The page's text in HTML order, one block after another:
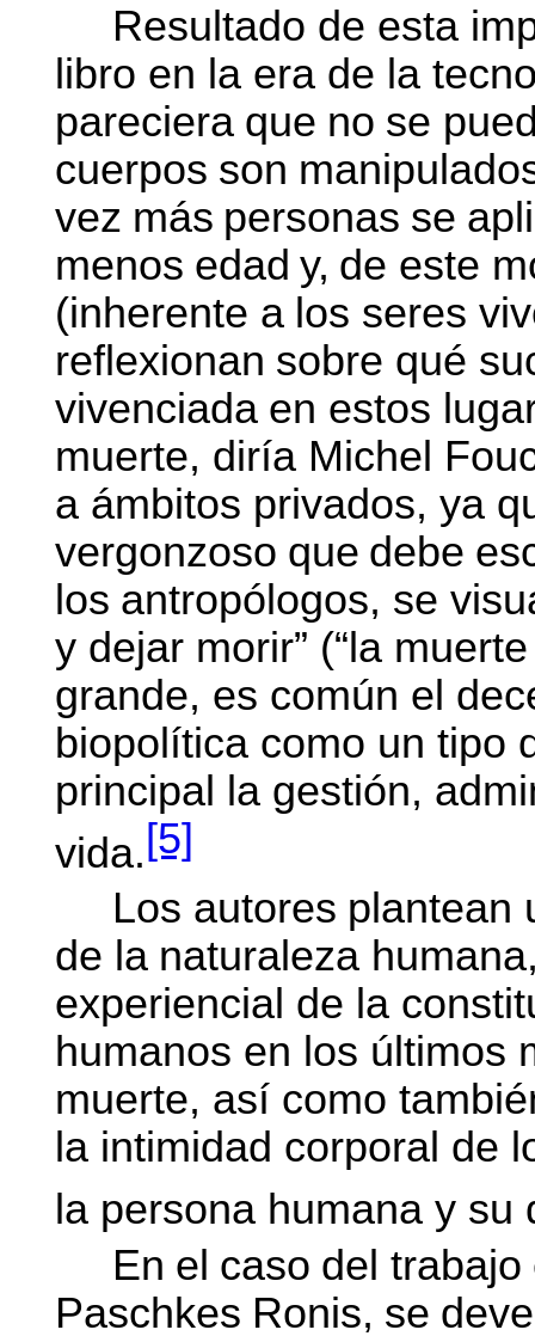
Resultado de esta
libro en la era de la
pareciera que no se
cuerpos son
vez más personas se
menos edad y, de este
(inherente a los seres
reflexionan sobre qué
vivenciada en estos
muerte, diría Michel
a ámbitos privados, ya
vergonzoso que debe
los antropólogos, se
y dejar morir” (“la
grande, es común el
biopolítica como un tipo
principal la gestión,
vida.[5]
Los autores plantean
de la naturaleza
experiencial de la
humanos en los últimos
muerte, así como
la intimidad corporal de
la persona humana y su
En el caso del trabajo
Paschkes Ronis, se